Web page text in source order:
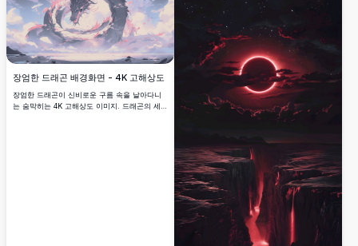
타지와 평온함을 결합합니다.
장엄한 드래곤 배경화면 - 4K 고해상도
장엄한 드래곤이 신비로운 구름 속을 날아다니
는 숨막히는 4K 고해상도 이미지. 드래곤의 세밀